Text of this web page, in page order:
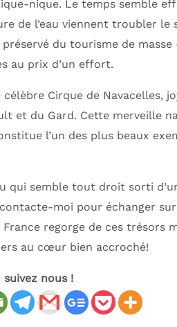
nique. Le temps semble
de l’eau viennent troubler le
du tourisme de masse
au prix d’un effort.
Cirque de Navacelles,
et du Gard. Cette merveille
l’un des plus beaux
qui semble tout droit sorti
moi pour échanger
regorge de ces trésors
au cœur bien accroché!
nous !